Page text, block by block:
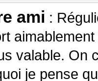
ami :
valable. On
je pense